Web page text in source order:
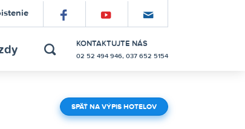
profil
náš
kanál
prihláste
hľadať
KONTAKTUJTE NÁS
02 52 494 946, 037 652 5154
SPÄŤ NA VÝPIS HOTELOV